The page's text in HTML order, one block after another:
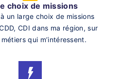
choix de missions
à un large choix de missions
CDI dans ma région, sur
qui m’intéressent.